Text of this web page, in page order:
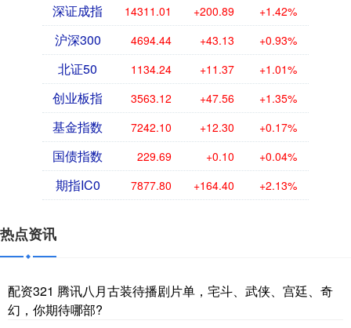
深证成指 14311.01 +200.89 +1.42%
沪深300 4694.44 +43.13 +0.93%
北证50 1134.24 +11.37 +1.01%
创业板指 3563.12 +47.56 +1.35%
基金指数 7242.10 +12.30 +0.17%
国债指数 229.69 +0.10 +0.04%
期指IC0 7877.80 +164.40 +2.13%
热点资讯
配资321 腾讯八月古装待播剧片单，宅斗、武侠、宫廷、奇
幻，你期待哪部?